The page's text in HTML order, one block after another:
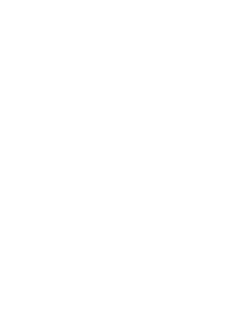
מתקדמות, ספריות תכנון, הדרכה